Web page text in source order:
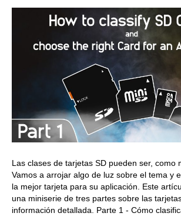
Las clases de tarjetas SD pueden ser, como
Vamos a arrojar algo de luz sobre el tema y
la mejor tarjeta para su aplicación. Este
una miniserie de tres partes sobre las
información detallada. Parte 1 - Cómo